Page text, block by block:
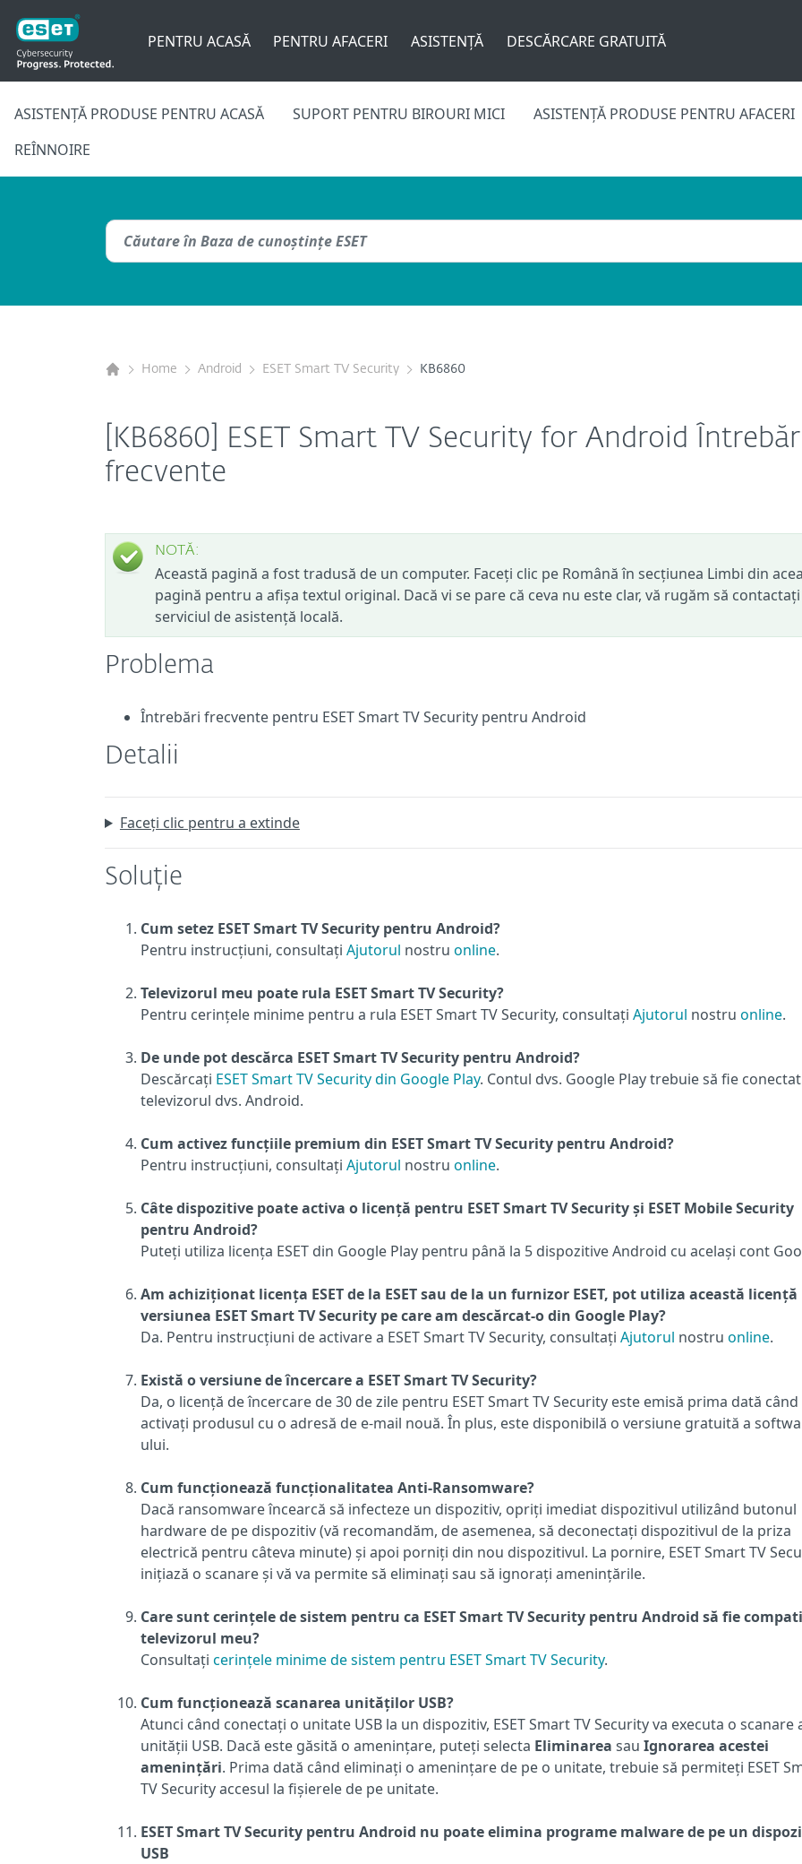
PENTRU ACASĂ PENTRU AFACERI ASISTENȚĂ DESCĂRCARE GRATUITĂ
ASISTENȚĂ PRODUSE PENTRU ACASĂ SUPORT PENTRU BIROURI MICI
ASISTENȚĂ PRODUSE PENTRU AFACERI
REÎNNOIRE
Home Android ESET Smart TV Security KB6860
[KB6860] ESET Smart TV Security for Android
frecvente
NOTĂ:
Această pagină a fost tradusă de un computer. Faceți clic pe Română în secțiunea Limbi din
pagină pentru a afișa textul original. Dacă vi se pare că ceva nu este clar, vă rugăm să contactați
serviciul de asistență locală.
Problema
Întrebări frecvente pentru ESET Smart TV Security pentru Android
Detalii
Faceți clic pentru a extinde
Soluție
Cum setez ESET Smart TV Security pentru Android?
Pentru instrucțiuni, consultați Ajutorul nostru online.
Televizorul meu poate rula ESET Smart TV Security?
Pentru cerințele minime pentru a rula ESET Smart TV Security, consultați Ajutorul nostru online.
De unde pot descărca ESET Smart TV Security pentru Android?
Descărcați ESET Smart TV Security din Google Play. Contul dvs. Google Play trebuie să fie
televizorul dvs. Android.
Cum activez funcțiile premium din ESET Smart TV Security pentru Android?
Pentru instrucțiuni, consultați Ajutorul nostru online.
Câte dispozitive poate activa o licență pentru ESET Smart TV Security și ESET Mobile Security
pentru Android?
Puteți utiliza licența ESET din Google Play pentru până la 5 dispozitive Android cu același cont
Am achiziționat licența ESET de la ESET sau de la un furnizor ESET, pot utiliza această licență
versiunea ESET Smart TV Security pe care am descărcat-o din Google Play?
Da. Pentru instrucțiuni de activare a ESET Smart TV Security, consultați Ajutorul nostru online.
Există o versiune de încercare a ESET Smart TV Security?
Da, o licență de încercare de 30 de zile pentru ESET Smart TV Security este emisă prima dată când
activați produsul cu o adresă de e-mail nouă. În plus, este disponibilă o versiune gratuită a
ului.
Cum funcționează funcționalitatea Anti-Ransomware?
Dacă ransomware încearcă să infecteze un dispozitiv, opriți imediat dispozitivul utilizând butonul
hardware de pe dispozitiv (vă recomandăm, de asemenea, să deconectați dispozitivul de la priza
electrică pentru câteva minute) și apoi porniți din nou dispozitivul. La pornire, ESET Smart TV
inițiază o scanare și vă va permite să eliminați sau să ignorați amenințările.
Care sunt cerințele de sistem pentru ca ESET Smart TV Security pentru Android să fie
televizorul meu?
Consultați cerințele minime de sistem pentru ESET Smart TV Security.
Cum funcționează scanarea unităților USB?
Atunci când conectați o unitate USB la un dispozitiv, ESET Smart TV Security va executa o scanare
unității USB. Dacă este găsită o amenințare, puteți selecta Eliminarea sau Ignorarea acestei
amenințări. Prima dată când eliminați o amenințare de pe o unitate, trebuie să permiteți ESET
TV Security accesul la fișierele de pe unitate.
ESET Smart TV Security pentru Android nu poate elimina programe malware de pe un
USB